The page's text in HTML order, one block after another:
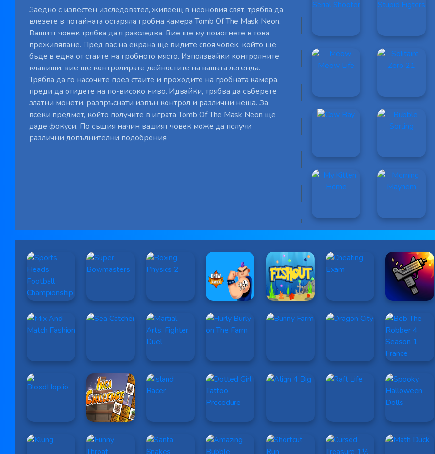
Заедно с известен изследовател, живеещ в неоновия свят, трябва да
влезете в потайната остаряла гробна камера Tomb Of The Mask Neon.
Вашият човек трябва да я разследва. Вие ще му помогнете в това
преживяване. Пред вас на екрана ще видите своя човек, който ще
бъде в една от стаите на гробното място. Използвайки контролните
клавиши, вие ще контролирате дейностите на вашата легенда.
Трябва да го насочите през стаите и проходите на гробната камера,
преди да отидете на по-високо ниво. Идвайки, трябва да съберете
златни монети, разпръснати извън контрол и различни неща. За
всеки предмет, който получите в играта Tomb Of The Mask Neon ще
даде фокуси. По същия начин вашият човек може да получи
различни допълнителни подобрения.